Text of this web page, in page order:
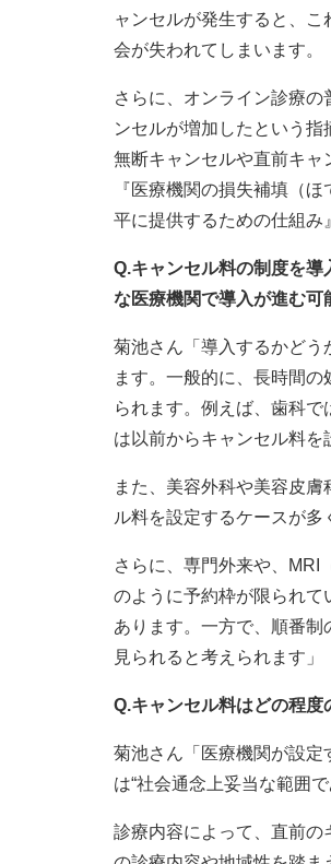
ャンセルが発生すると、
会が失われてしまいます。
さらに、オンライン診療
ンセルが増加したという指
無断キャンセルや直前キャ
『医療機関の損失補填（
平に提供するための仕組み
Q.キャンセル料の制度を
な医療機関で導入が進む可
菊池さん「導入するかどう
ます。一般的に、長時間
られます。例えば、歯科
は以前からキャンセル料を
また、美容外科や美容皮
ル料を設定するケースが多
さらに、専門外来や、MRI
のように予約枠が限られ
あります。一方で、順番
見られると考えられます」
Q.キャンセル料はどの程度
菊池さん「医療機関が設
は“社会通念上妥当な範囲
診療内容によって、直前の